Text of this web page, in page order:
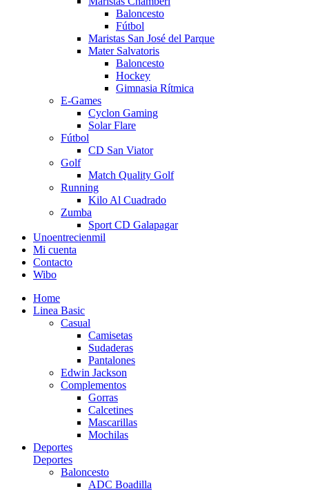
Baloncesto
Fútbol
Maristas San José del Parque
Mater Salvatoris
Baloncesto
Hockey
Gimnasia Rítmica
E-Games
Cyclon Gaming
Solar Flare
Fútbol
CD San Viator
Golf
Match Quality Golf
Running
Kilo Al Cuadrado
Zumba
Sport CD Galapagar
Unoentrecienmil
Mi cuenta
Contacto
Wibo
Home
Linea Basic
Casual
Camisetas
Sudaderas
Pantalones
Edwin Jackson
Complementos
Gorras
Calcetines
Mascarillas
Mochilas
Deportes
Deportes
Baloncesto
ADC Boadilla